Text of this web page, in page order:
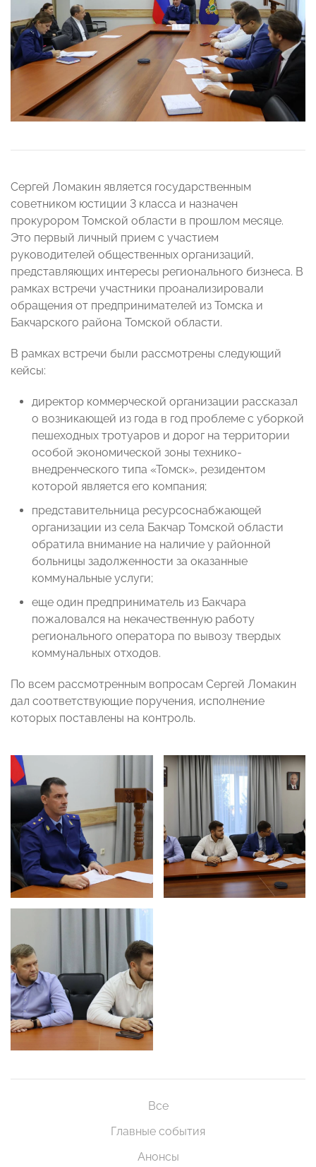
Сергей Ломакин является государственным
советником юстиции 3 класса и назначен
прокурором Томской области в прошлом месяце.
Это первый личный прием с участием
руководителей общественных организаций,
представляющих интересы регионального бизнеса. В
рамках встречи участники проанализировали
обращения от предпринимателей из Томска и
Бакчарского района Томской области.
В рамках встречи были рассмотрены следующий
кейсы:
директор коммерческой организации рассказал
о возникающей из года в год проблеме с уборкой
пешеходных тротуаров и дорог на территории
особой экономической зоны технико-
внедренческого типа «Томск», резидентом
которой является его компания;
представительница ресурсоснабжающей
организации из села Бакчар Томской области
обратила внимание на наличие у районной
больницы задолженности за оказанные
коммунальные услуги;
еще один предприниматель из Бакчара
пожаловался на некачественную работу
регионального оператора по вывозу твердых
коммунальных отходов.
По всем рассмотренным вопросам Сергей Ломакин
дал соответствующие поручения, исполнение
которых поставлены на контроль.
Все
Главные события
Анонсы